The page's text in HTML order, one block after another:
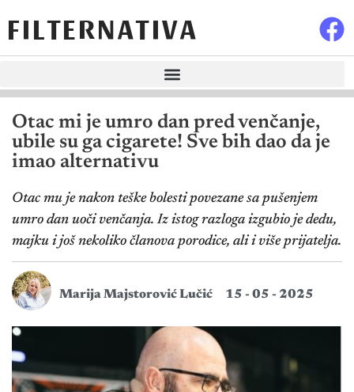
FILTERNATIVA
Otac mi je umro dan pred venčanje,
ubile su ga cigarete! Sve bih dao da je
imao alternativu
Otac mu je nakon teške bolesti povezane sa pušenjem
umro dan uoči venčanja. Iz istog razloga izgubio je dedu,
majku i još nekoliko članova porodice, ali i više prijatelja.
Marija Majstorović Lučić 15 - 05 - 2025